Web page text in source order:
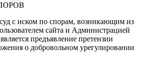
с иском по спорам, возникающим из
сайта и Администрацией
предъявление претензии
о добровольном урегулировании